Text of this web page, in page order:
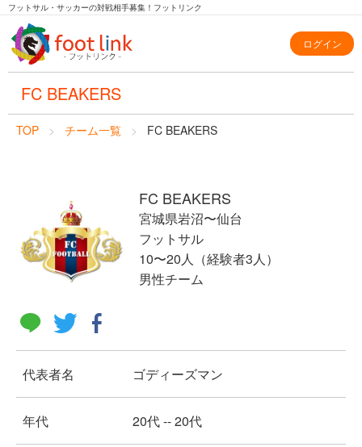
フットサル・サッカーの対戦相手募集！フットリンク
ログイン
FC BEAKERS
TOP チーム一覧 FC BEAKERS
FC BEAKERS
宮城県岩沼〜仙台
フットサル
10〜20人（経験者3人）
男性チーム
代表者名 ゴディーズマン
年代 20代 -- 20代